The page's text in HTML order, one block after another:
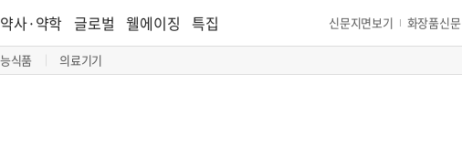
식품 의료기기
약사·약학 글로벌 웰에이징 특집 신문지면보기 화장품신문